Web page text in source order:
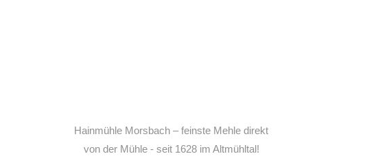
Hainmühle Morsbach – feinste Mehle direkt
von der Mühle - seit 1628 im Altmühltal!